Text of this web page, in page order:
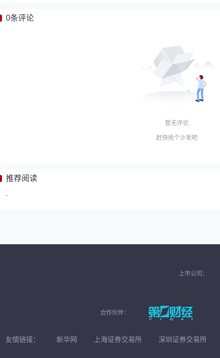
0条评论
暂无评论
赶快抢个沙发吧
推荐阅读
·
上市公司：
合作伙伴：
友情链接： 新华网 上海证券交易所 深圳证券交易所